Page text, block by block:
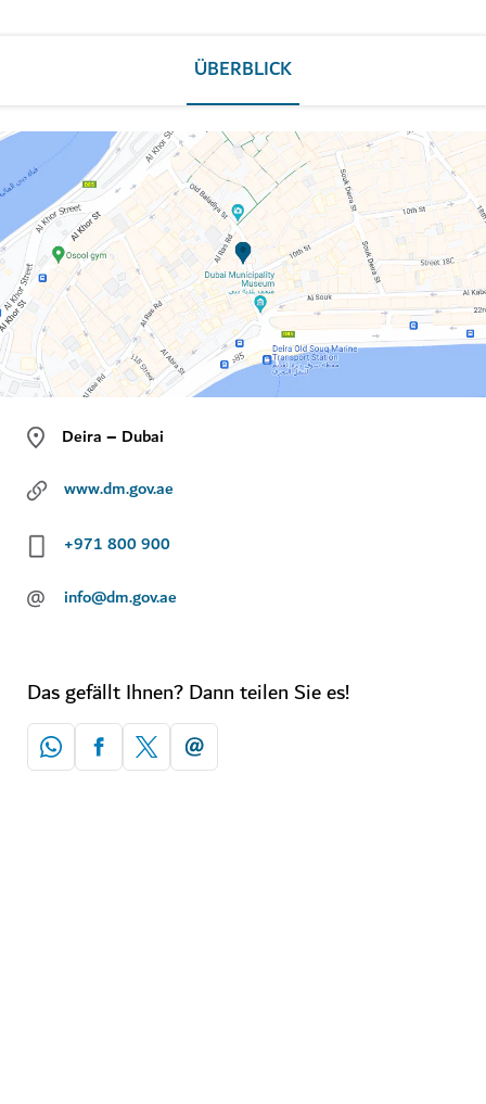
ÜBERBLICK
Deira – Dubai
www.dm.gov.ae
+971 800 900
@ info@dm.gov.ae
Das gefällt Ihnen? Dann teilen Sie es!